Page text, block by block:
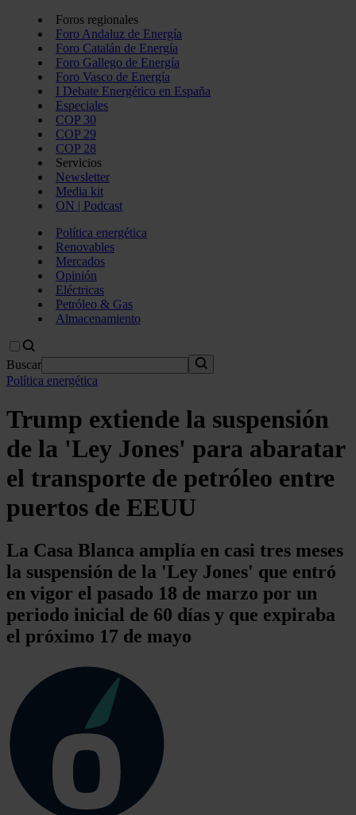
Foros regionales
Foro Andaluz de Energía
Foro Catalán de Energía
Foro Gallego de Energía
Foro Vasco de Energía
I Debate Energético en España
Especiales
COP 30
COP 29
COP 28
Servicios
Newsletter
Media kit
ON | Podcast
Política energética
Renovables
Mercados
Opinión
Eléctricas
Petróleo & Gas
Almacenamiento
Buscar
Política energética
Trump extiende la suspensión
de la 'Ley Jones' para abaratar
el transporte de petróleo entre
puertos de EEUU
La Casa Blanca amplía en casi tres meses
la suspensión de la 'Ley Jones' que entró
en vigor el pasado 18 de marzo por un
periodo inicial de 60 días y que expiraba
el próximo 17 de mayo